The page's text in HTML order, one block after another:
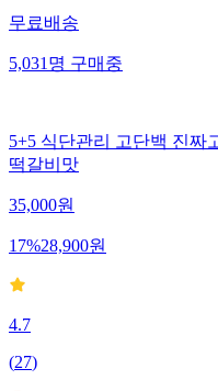
무료배송
5,031명구매중
5+5 식단관리 고단백 진짜
떡갈비맛
35,000원
17%28,900원
4.7
(27)